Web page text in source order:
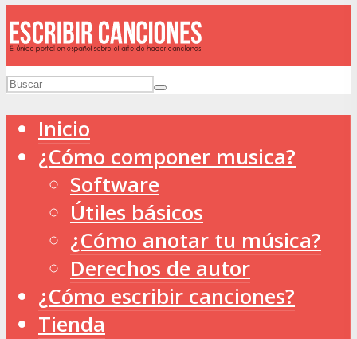
Inicio
¿Cómo componer musica?
Software
Útiles básicos
¿Cómo anotar tu música?
Derechos de autor
¿Cómo escribir canciones?
Tienda